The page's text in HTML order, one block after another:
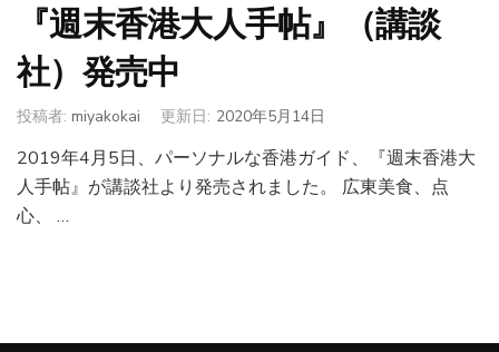
『週末香港大人手帖』（講談
社）発売中
投稿者: miyakokai 更新日: 2020年5月14日
2019年4月5日、パーソナルな香港ガイド、『週末香港大
人手帖』が講談社より発売されました。 広東美食、点
心、 …